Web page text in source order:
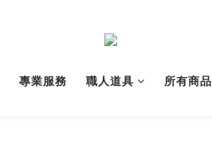
專業服務 職人道具 所有商品